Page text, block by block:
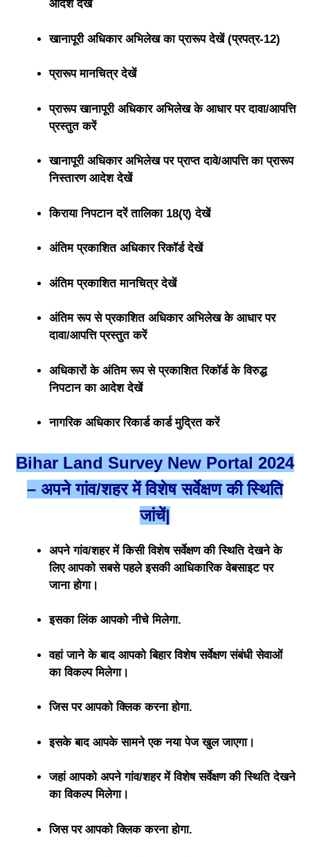
आदेश देखें
खानापूरी अधिकार अभिलेख का प्रारूप देखें (प्रपत्र-12)
प्रारूप मानचित्र देखें
प्रारूप खानापूरी अधिकार अभिलेख के आधार पर दावा/आपत्ति
प्रस्तुत करें
खानापूरी अधिकार अभिलेख पर प्राप्त दावे/आपत्ति का प्रारूप
निस्तारण आदेश देखें
किराया निपटान दरें तालिका 18(ए) देखें
अंतिम प्रकाशित अधिकार रिकॉर्ड देखें
अंतिम प्रकाशित मानचित्र देखें
अंतिम रूप से प्रकाशित अधिकार अभिलेख के आधार पर
दावा/आपत्ति प्रस्तुत करें
अधिकारों के अंतिम रूप से प्रकाशित रिकॉर्ड के विरुद्ध
निपटान का आदेश देखें
नागरिक अधिकार रिकार्ड कार्ड मुद्रित करें
Bihar Land Survey New Portal 2024
– अपने गांव/शहर में विशेष सर्वेक्षण की स्थिति
जांचें|
अपने गांव/शहर में किसी विशेष सर्वेक्षण की स्थिति देखने के
लिए आपको सबसे पहले इसकी आधिकारिक वेबसाइट पर
जाना होगा।
इसका लिंक आपको नीचे मिलेगा.
वहां जाने के बाद आपको बिहार विशेष सर्वेक्षण संबंधी सेवाओं
का विकल्प मिलेगा।
जिस पर आपको क्लिक करना होगा.
इसके बाद आपके सामने एक नया पेज खुल जाएगा।
जहां आपको अपने गांव/शहर में विशेष सर्वेक्षण की स्थिति देखने
का विकल्प मिलेगा।
जिस पर आपको क्लिक करना होगा.